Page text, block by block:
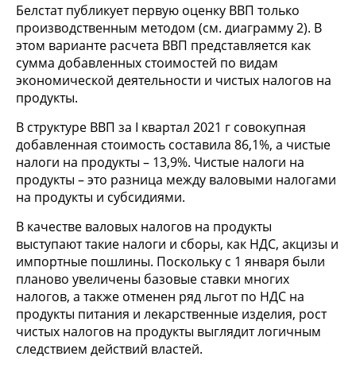
Белстат публикует первую оценку ВВП только
производственным методом (см. диаграмму 2). В
этом варианте расчета ВВП представляется как
сумма добавленных стоимостей по видам
экономической деятельности и чистых налогов на
продукты.
В структуре ВВП за I квартал 2021 г совокупная
добавленная стоимость составила 86,1%, а чистые
налоги на продукты – 13,9%. Чистые налоги на
продукты – это разница между валовыми налогами
на продукты и субсидиями.
В качестве валовых налогов на продукты
выступают такие налоги и сборы, как НДС, акцизы и
импортные пошлины. Поскольку с 1 января были
планово увеличены базовые ставки многих
налогов, а также отменен ряд льгот по НДС на
продукты питания и лекарственные изделия, рост
чистых налогов на продукты выглядит логичным
следствием действий властей.